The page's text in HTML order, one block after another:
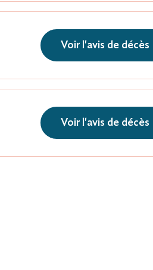
Voir l'avis de décès
Voir l'avis de décès